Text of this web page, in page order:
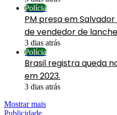
Polícia
PM presa em
de vendedor de
3 dias atrás
Polícia
Brasil registra queda
em 2023.
3 dias atrás
Mostrar mais
Publicidade